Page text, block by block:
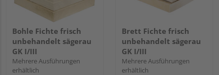
Bohle Fichte frisch
unbehandelt sägerau
GK I/III
Mehrere Ausführungen
erhältlich
Brett Fichte frisch
unbehandelt sägerau
GK I/III
Mehrere Ausführungen
erhältlich